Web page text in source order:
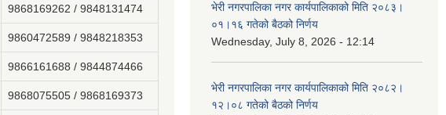
9868169262 / 9848131474
9860472589 / 9848218353
9866161688 / 9844874466
9868075505 / 9868169373
भेरी नगरपालिका नगर कार्यपालिकाको मिति २०८३।
०१।१६ गतेको बैठको निर्णय
Wednesday, July 8, 2026 - 12:14
भेरी नगरपालिका नगर कार्यपालिकाको मिति २०८२।
१२।०८ गतेको बैठको निर्णय